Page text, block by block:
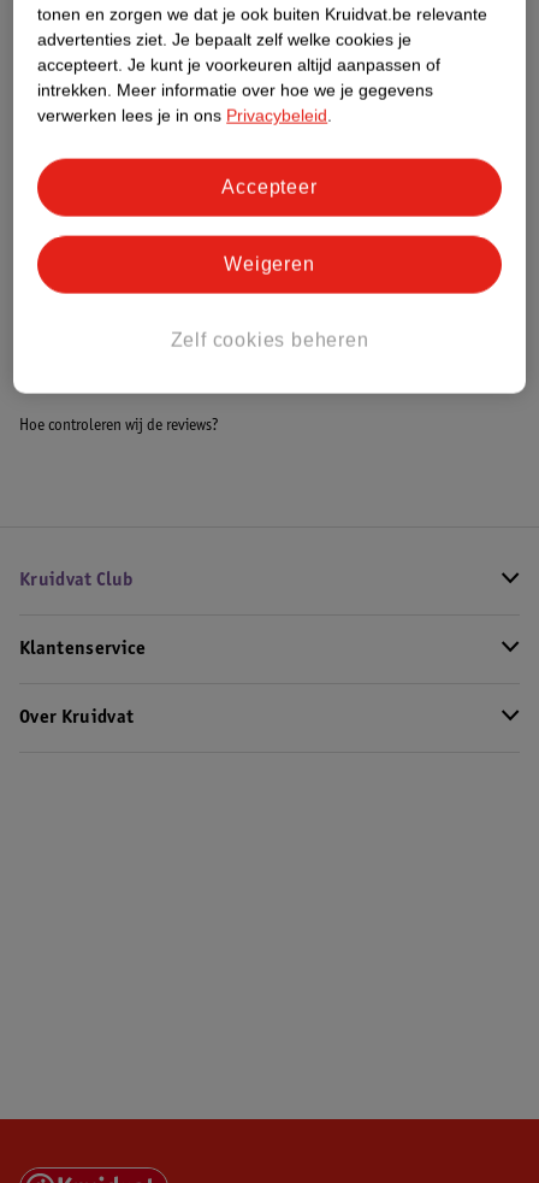
Nature Impact Score
Dit product heeft (nog) geen Nature
Impact Score.
Meer informatie
Bestel & Bezorginformatie
Hoe controleren wij de reviews?
Kruidvat Club
Klantenservice
Over Kruidvat
tonen en zorgen we dat je ook buiten Kruidvat.be relevante
advertenties ziet. Je bepaalt zelf welke cookies je
accepteert. Je kunt je voorkeuren altijd aanpassen of
intrekken. Meer informatie over hoe we je gegevens
verwerken lees je in ons Privacybeleid.
Zelf cookies beheren
Weigeren
Accepteer